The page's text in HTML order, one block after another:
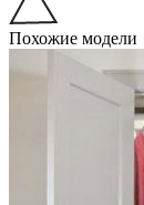
Похожие модели